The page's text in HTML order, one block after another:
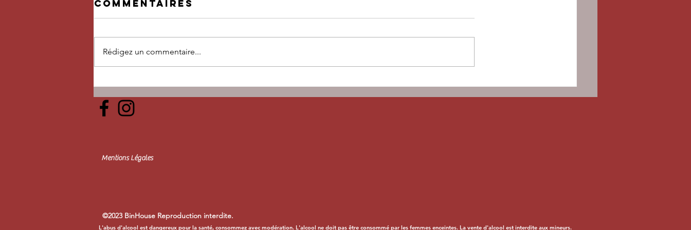
Printemps !!
calendriers de
Commentaires
Rédigez un commentaire...
Mentions Légales
©2023 BinHouse Reproduction interdite.
L'abus d'alcool est dangereux pour la santé, consommez avec modération. L'alcool ne doit pas être consommé par les femmes enceintes. La vente d'alcool est interdite aux mineurs.